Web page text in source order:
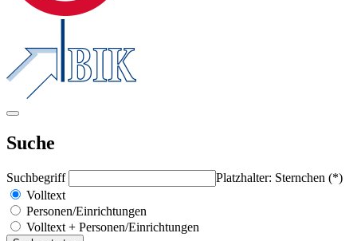
Suche
Suchbegriff
Platzhalter: Sternchen (*)
Volltext
Personen/Einrichtungen
Volltext + Personen/Einrichtungen